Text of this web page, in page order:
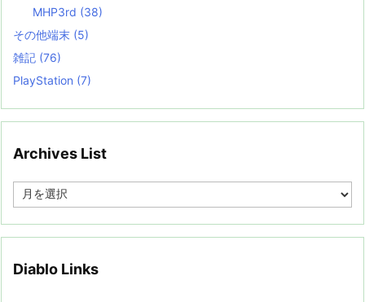
MHP3rd (38)
その他端末 (5)
雑記 (76)
PlayStation (7)
Archives List
e
Diablo Links